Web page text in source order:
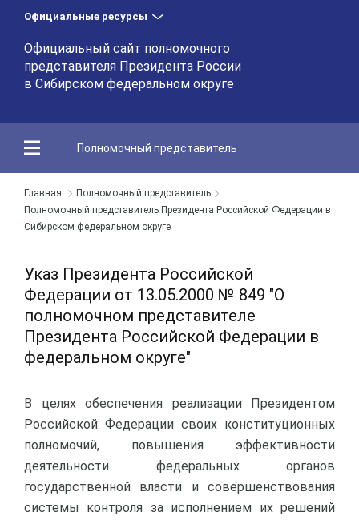
Официальные ресурсы
Официальный сайт полномочного
представителя Президента России
в Сибирском федеральном округе
Полномочный представитель
Главная
Полномочный представитель
Полномочный представитель Президента Российской Федерации в
Сибирском федеральном округе
Указ Президента Российской
Федерации от 13.05.2000 № 849 "О
полномочном представителе
Президента Российской Федерации в
федеральном округе"
В целях обеспечения реализации Президентом
Российской Федерации своих конституционных
полномочий, повышения эффективности
деятельности федеральных органов
государственной власти и совершенствования
системы контроля за исполнением их решений